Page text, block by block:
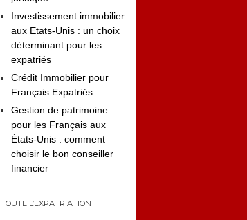
Investissement immobilier
aux Etats-Unis : un choix
déterminant pour les
expatriés
Crédit Immobilier pour
Français Expatriés
Gestion de patrimoine
pour les Français aux
États-Unis : comment
choisir le bon conseiller
financier
TOUTE L’EXPATRIATION